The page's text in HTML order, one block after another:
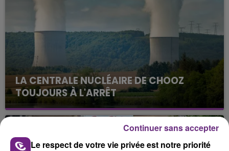
LA CENTRALE NUCLÉAIRE DE CHOOZ
TOUJOURS À L'ARRÊT
Cela fait déjà une semaine que la centrale
nucléaire ardennaise est à l'arrêt. Une situation
justifiée par la sécheresse intense qui est toujours
présente.
Le respect de votre vie privée est notre priorité
Continuer sans accepter